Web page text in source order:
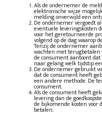
Als de ondernemer de
elektronische wijze
melding onverwijld een
De ondernemer vergoedt
eventuele leveringskosten
voor het geretourneerde
volgend op de dag waarop
Tenzij de ondernemer
wachten met
de consument aantoont
naar gelang welk tijdstip
De ondernemer gebruikt
dat de consument heeft
een andere methode. De
consument.
Als de consument heeft
levering dan de
de bijkomende kosten
betalen.